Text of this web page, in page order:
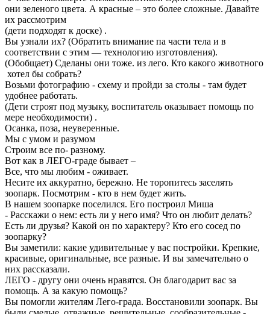
они зеленого цвета. А красные – это более сложные. Давайте
их рассмотрим
(дети подходят к доске) .
Вы узнали их? (Обратить внимание па части тела и в
соответствии с этим — технологию изготовления).
(Обобщает) Сделаны они тоже. из лего. Кто какого животного
хотел бы собрать?
Возьми фотографию - схему и пройди за столы - там будет
удобнее работать.
(Дети строят под музыку, воспитатель оказывает помощь по
мере необходимости) .
Осанка, поза, неуверенные.
Мы с умом и разумом
Строим все по- разному.
Вот как в ЛЕГО-граде бывает –
Все, что мы любим - оживает.
Несите их аккуратно, бережно. Не торопитесь заселять
зоопарк. Посмотрим - кто в нем будет жить.
В нашем зоопарке поселился. Его построил Миша
- Расскажи о нем: есть ли у него имя? Что он любит делать?
Есть ли друзья? Какой он по характеру? Кто его сосед по
зоопарку?
Вы заметили: какие удивительные у вас постройки. Крепкие,
красивые, оригинальные, все разные. И вы замечательно о
них рассказали.
ЛЕГО - другу они очень нравятся. Он благодарит вас за
помощь. А за какую помощь?
Вы помогли жителям Лего-града. Восстановили зоопарк. Вы